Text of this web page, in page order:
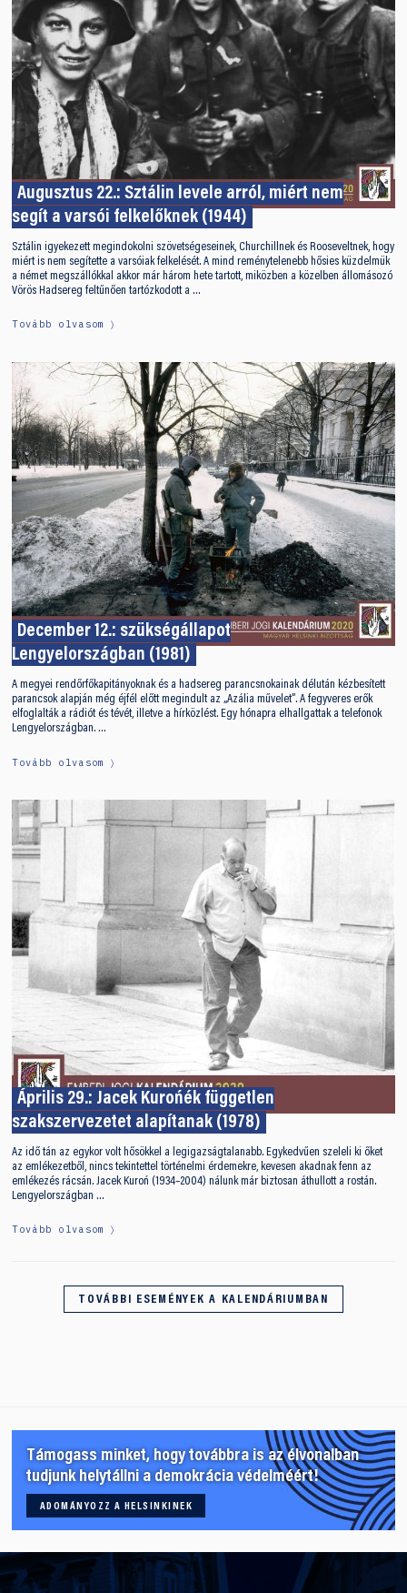
Augusztus 22.: Sztálin levele arról, miért nem
segít a varsói felkelőknek (1944)
Sztálin igyekezett megindokolni szövetségeseinek, Churchillnek és Rooseveltnek, hogy
miért is nem segítette a varsóiak felkelését. A mind reménytelenebb hősies küzdelmük
a német megszállókkal akkor már három hete tartott, miközben a közelben állomásozó
Vörös Hadsereg feltűnően tartózkodott a …
Tovább olvasom
December 12.: szükségállapot
Lengyelországban (1981)
A megyei rendőrfőkapitányoknak és a hadsereg parancsnokainak délután kézbesített
parancsok alapján még éjfél előtt megindult az „Azália művelet”. A fegyveres erők
elfoglalták a rádiót és tévét, illetve a hírközlést. Egy hónapra elhallgattak a telefonok
Lengyelországban. …
Tovább olvasom
Április 29.: Jacek Kurońék független
szakszervezetet alapítanak (1978)
Az idő tán az egykor volt hősökkel a legigazságtalanabb. Egykedvűen szeleli ki őket
az emlékezetből, nincs tekintettel történelmi érdemekre, kevesen akadnak fenn az
emlékezés rácsán. Jacek Kuroń (1934–2004) nálunk már biztosan áthullott a rostán.
Lengyelországban …
Tovább olvasom
TOVÁBBI ESEMÉNYEK A KALENDÁRIUMBAN
Támogass minket, hogy továbbra is az élvonalban
tudjunk helytállni a demokrácia védelméért!
ADOMÁNYOZZ A HELSINKINEK